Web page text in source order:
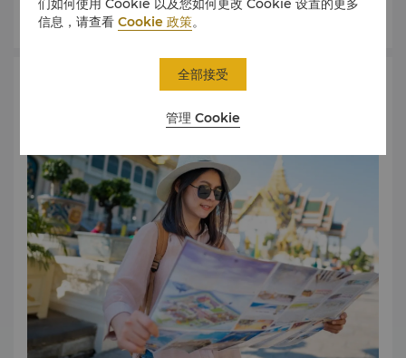
荣获泰国旅游与体育部颁发的“2024-2026年东盟绿色酒店标准认
证”（2023年11月30日） 泰国美国商会颁发的 AMCHAM 企业影
影响力项目上的卓越承诺（2023 年 11 月 21 日） 2022年 荣获
美国《福布斯旅游指南》评选的2022年福布斯旅游指南四星级酒
店，全球最佳酒店之一。 （2022 年 2 月） 泰国自然资源与环境部
环境质量促进司 2022 年 G-Green（金级绿色酒店）奖（2022 年
奖（2022 年 9 月） 年读者投票旅游奖“曼谷最佳商务酒店”排名第二
（2022 年 10 月）) 连续九年荣获泰国美国商会 AMCHAM 企业社
会责任 (CSR) 表彰奖，以表彰其”反映最佳商业传统的良好治理和可
持续商业实践”（2022 年 11 月 22 日） 2021年 （2021 年 11
月/2021 年 12 月号）2021 年读者投票旅游奖“曼谷最佳商务酒
店”排名第一 证书以及不仅符合基本卫生和健康安全 (SHA) 标准，而
且至少 70% 的员工接种了 Covid-19 疫苗的企业。 （2021 年 11
月） 泰国美国商会（2021 年 11 月 10 日）连续八年荣获
AMCHAM 企业社会责任 (CSR) 表彰奖，以表彰其“反映最佳商业传
统的良好治理和可持续商业实践 美国《Conde' Nast Traveler》“曼
了解更多
地图与交通
信息，请查看Cookie 政策。
管理 Cookie
全部接受